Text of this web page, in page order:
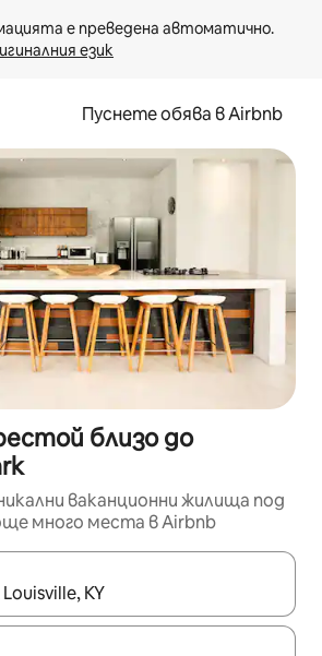
език
Пуснете обява в Airbnb
близо до
ваканционни жилища под
много места в Airbnb
се покажат, използвайте